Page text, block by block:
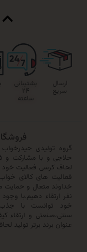
پشتیبانی
۲۴
پرداخت
متنوع
فروشگاه
فعالیت خود را آغاز
های کالای خواب حیدردر
دهیم.با وجود گذشت
با جذب
و ارتقاء کیفیت
برتر تولید لحاف و تشک